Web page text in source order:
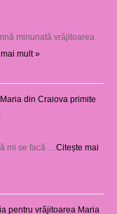
minunată vrăjitoarea
mult »
din Craiova primite
mi se facă … Citește mai
pentru vrăjitoarea Maria